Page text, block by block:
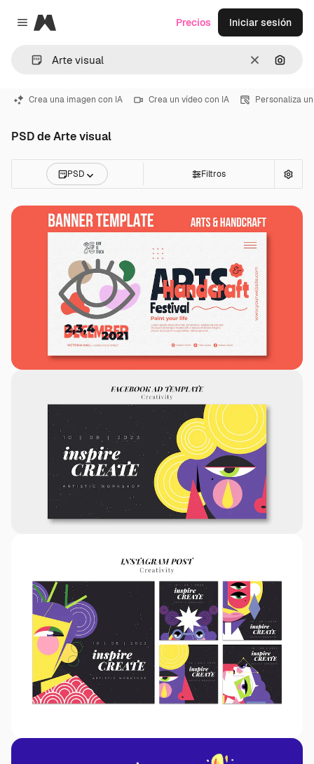
Close menu
Magnific
Borrar
Precios Iniciar sesión
Crea una imagen con IA Crea un vídeo con IA Personaliza
PSD de Arte visual
PSD Filtros